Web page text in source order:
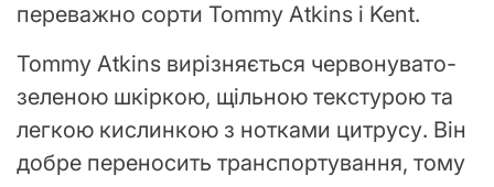
переважно сорти Tommy Atkins і Kent.
Tommy Atkins вирізняється червонувато-
зеленою шкіркою, щільною текстурою та
легкою кислинкою з нотками цитрусу. Він
добре переносить транспортування, тому